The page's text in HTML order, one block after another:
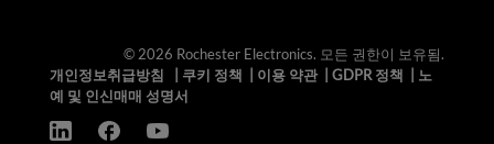
© 2026 Rochester Electronics. 모든 권한이 보유됨.
개인정보취급방침
쿠키 정책 이용 약관| GDPR 정책
노
예 및 인신매매 성명서